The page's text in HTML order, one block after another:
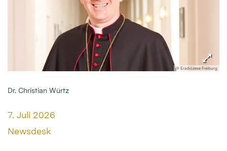
© Erzdiözese Freiburg
Dr. Christian Würtz
Datum:
7. Juli 2026
Von:
Newsdesk